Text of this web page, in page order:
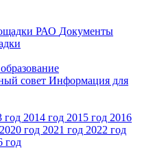
РАО Документы
совет Информация для
год 2014 год 2015 год 2016
2020 год 2021 год 2022 год
год